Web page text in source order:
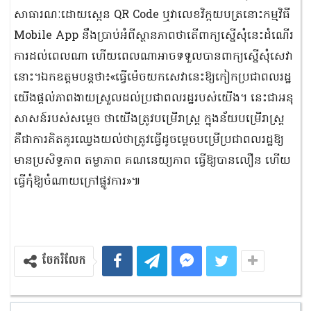
សាធារណៈដោយសេ្កន QR Code ឬវាលេខវិក្កយបត្រនោះកម្មវិធី
Mobile App នឹងប្រាប់អំពីស្ថានភាពថាតើពាក្យស្នើសុំនេះដំណើរ
ការដល់ពេលណា ហើយពេលណាអាចទទួលបានពាក្យស្នើសុំសេវា
នោះ។ឯកឧត្តមបន្តថា៖«ធ្វើម៉េចយកសេវានេះឱ្យកៀកប្រជាពលរដ្ឋ
យើងផ្តល់ភាពងាយស្រួលដល់ប្រជាពលរដ្ឋរបស់យើង។ នេះជាអនុ
សាសន៍របស់សម្តេច ថាយើងត្រូវបម្រើរាស្ត្រ ក្នុងន័យបម្រើរាស្ត្រ
គឺជាការគិតគូរឈ្វេងយល់ថាត្រូវធ្វើដូចម្តេចបម្រើប្រជាពលរដ្ឋឱ្យ
មានប្រសិទ្ធភាព តម្លាភាព គណនេយ្យភាព ធ្វើឱ្យបានលឿន ហើយ
ធ្វើកុំឱ្យចំណាយក្រៅផ្លូវការ»៕
ចែករំលែក